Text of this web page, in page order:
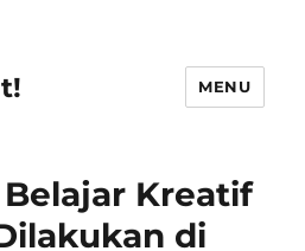
MENU
Kreatif
di